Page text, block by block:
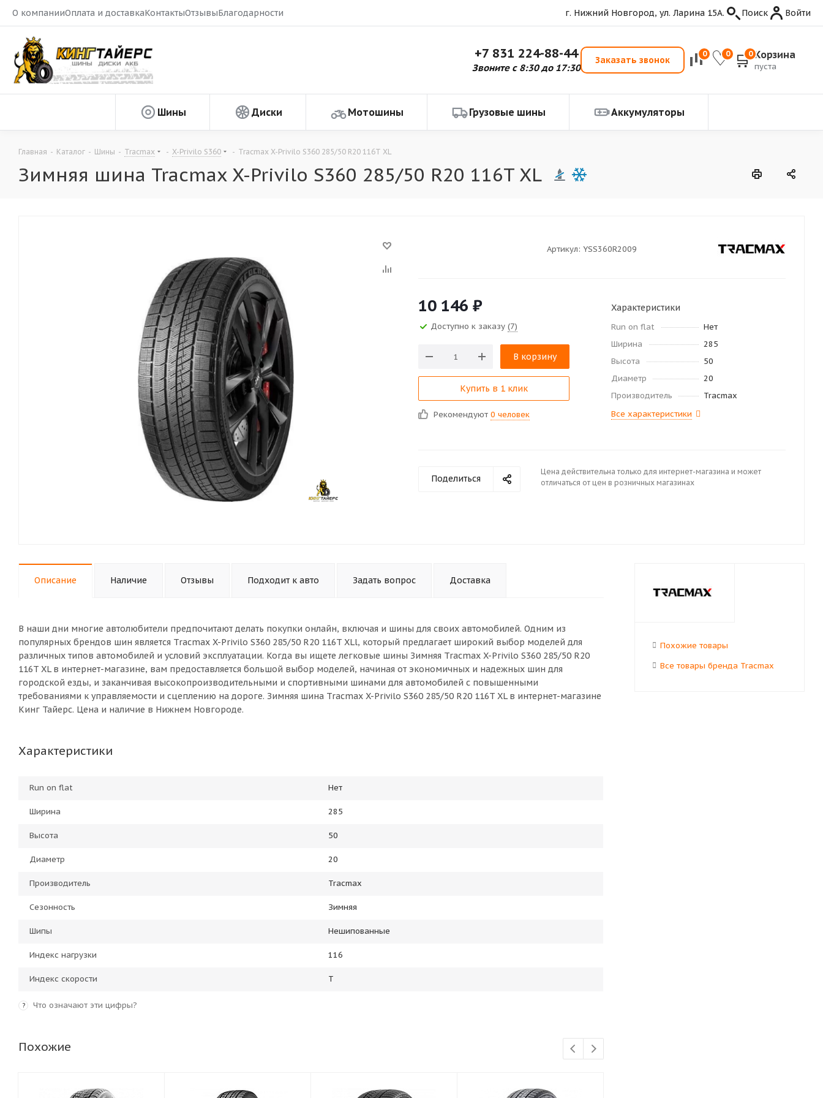
О компанииОплата и доставкаКонтактыОтзывыБлагодарности г. Нижний Новгород, ул. Ларина 15А. Поиск Войти
+7 831 224-88-44
Звоните с 8:30 до 17:30
Заказать звонок
0 0 0 Корзина
пуста
Шины Диски Мотошины Грузовые шины Аккумуляторы
Главная - Каталог - Шины - Tracmax - X-Privilo S360 - Tracmax X-Privilo S360 285/50 R20 116T XL
Зимняя шина Tracmax X-Privilo S360 285/50 R20 116T XL
Артикул: YSS360R2009
10 146 ₽
Доступно к заказу (7)
В корзину
Купить в 1 клик
Рекомендуют 0 человек
Характеристики
Run on flat
Нет
Ширина
285
Высота
50
Диаметр
20
Производитель
Tracmax
Все характеристики
Поделиться
Цена действительна только для интернет-магазина и может
отличаться от цен в розничных магазинах
Описание Наличие Отзывы Подходит к авто Задать вопрос Доставка
В наши дни многие автолюбители предпочитают делать покупки онлайн, включая и шины для своих автомобилей. Одним из
популярных брендов шин является Tracmax X-Privilo S360 285/50 R20 116T XLl, который предлагает широкий выбор моделей для
различных типов автомобилей и условий эксплуатации. Когда вы ищете легковые шины Зимняя Tracmax X-Privilo S360 285/50 R20
116T XL в интернет-магазине, вам предоставляется большой выбор моделей, начиная от экономичных и надежных шин для
городской езды, и заканчивая высокопроизводительными и спортивными шинами для автомобилей с повышенными
требованиями к управляемости и сцеплению на дороге. Зимняя шина Tracmax X-Privilo S360 285/50 R20 116T XL в интернет-магазине
Кинг Тайерс. Цена и наличие в Нижнем Новгороде.
Характеристики
Run on flat Нет
Ширина 285
Высота 50
Диаметр 20
Производитель Tracmax
Сезонность Зимняя
Шипы Нешипованные
Индекс нагрузки 116
Индекс скорости T
? Что означают эти цифры?
Похожие
Похожие товары
Все товары бренда Tracmax